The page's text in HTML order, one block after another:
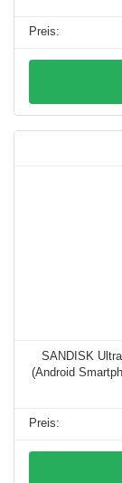
SANDISK
(Android